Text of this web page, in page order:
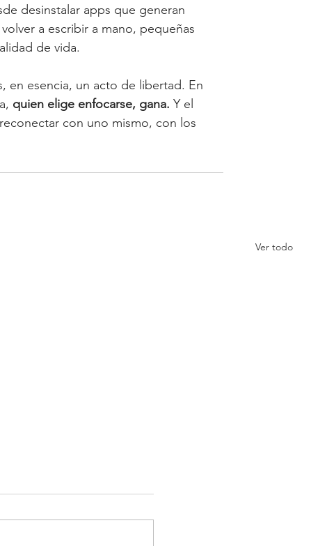
desinstalar apps que generan
a escribir a mano, pequeñas
de vida.
en esencia, un acto de libertad. En
quien elige enfocarse, gana. Y el
con uno mismo, con los
Ver todo